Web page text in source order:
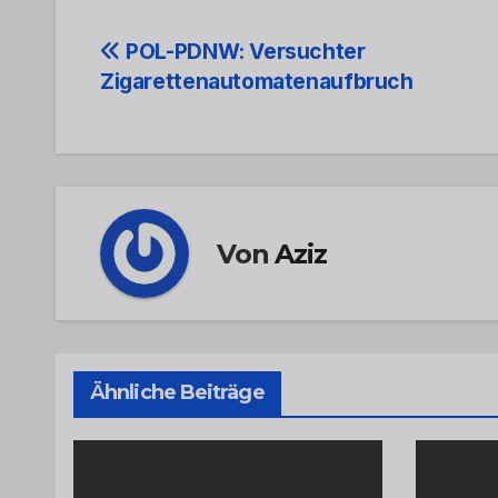
Beitrags-
Navigation
POL-PDNW: Versuchter
Zigarettenautomatenaufbruch
VonAziz
Ähnliche Beiträge